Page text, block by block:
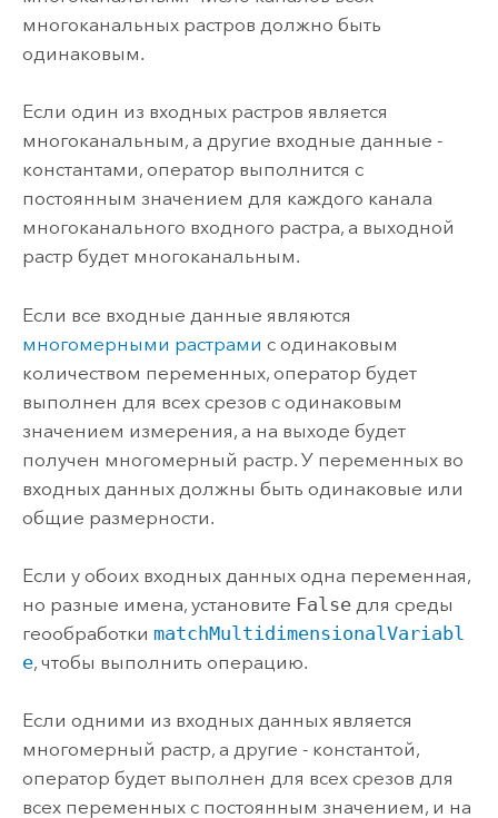
многоканальных растров должно быть
одинаковым.
Если один из входных растров является
многоканальным, а другие входные данные -
константами, оператор выполнится с
постоянным значением для каждого канала
многоканального входного растра, а выходной
растр будет многоканальным.
Если все входные данные являются
многомерными растрами с одинаковым
количеством переменных, оператор будет
выполнен для всех срезов с одинаковым
значением измерения, а на выходе будет
получен многомерный растр. У переменных во
входных данных должны быть одинаковые или
общие размерности.
Если у обоих входных данных одна переменная,
но разные имена, установите Falseдля среды
геообработки matchMultidimensionalVariabl
e, чтобы выполнить операцию.
Если одними из входных данных является
многомерный растр, а другие - константой,
оператор будет выполнен для всех срезов для
всех переменных с постоянным значением, и на